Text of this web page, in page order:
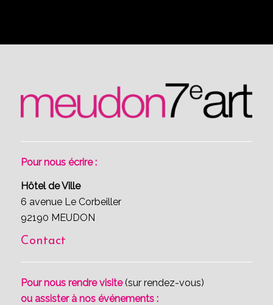
Pour nous écrire :
Hôtel de Ville
6 avenue Le Corbeiller
92190 MEUDON
Contact
Pour nous rendre visite(sur rendez-vous)
ou assister à nos événements :